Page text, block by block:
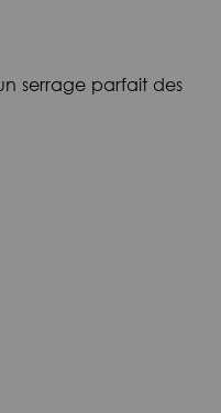
serrage parfait des